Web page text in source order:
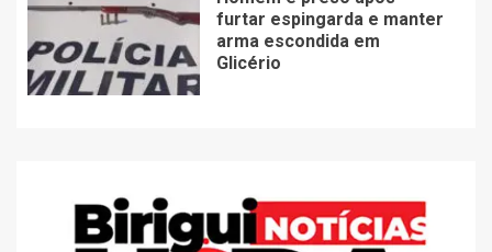
furtar espingarda e manter
arma escondida em
Glicério